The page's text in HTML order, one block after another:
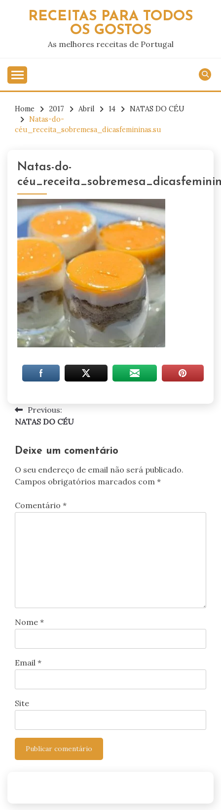
RECEITAS PARA TODOS
OS GOSTOS
As melhores receitas de Portugal
Home 2017 Abril 14
NATAS DO CÉU
Natas-do-
céu_receita_sobremesa_dicasfemininas.su
Natas-do-
Navegação
artigos
Previous:
NATAS DO CÉU
Deixe um comentário
O seu endereço de email não será publicado.
Campos obrigatórios marcados com *
Comentário *
Nome *
Email *
Site